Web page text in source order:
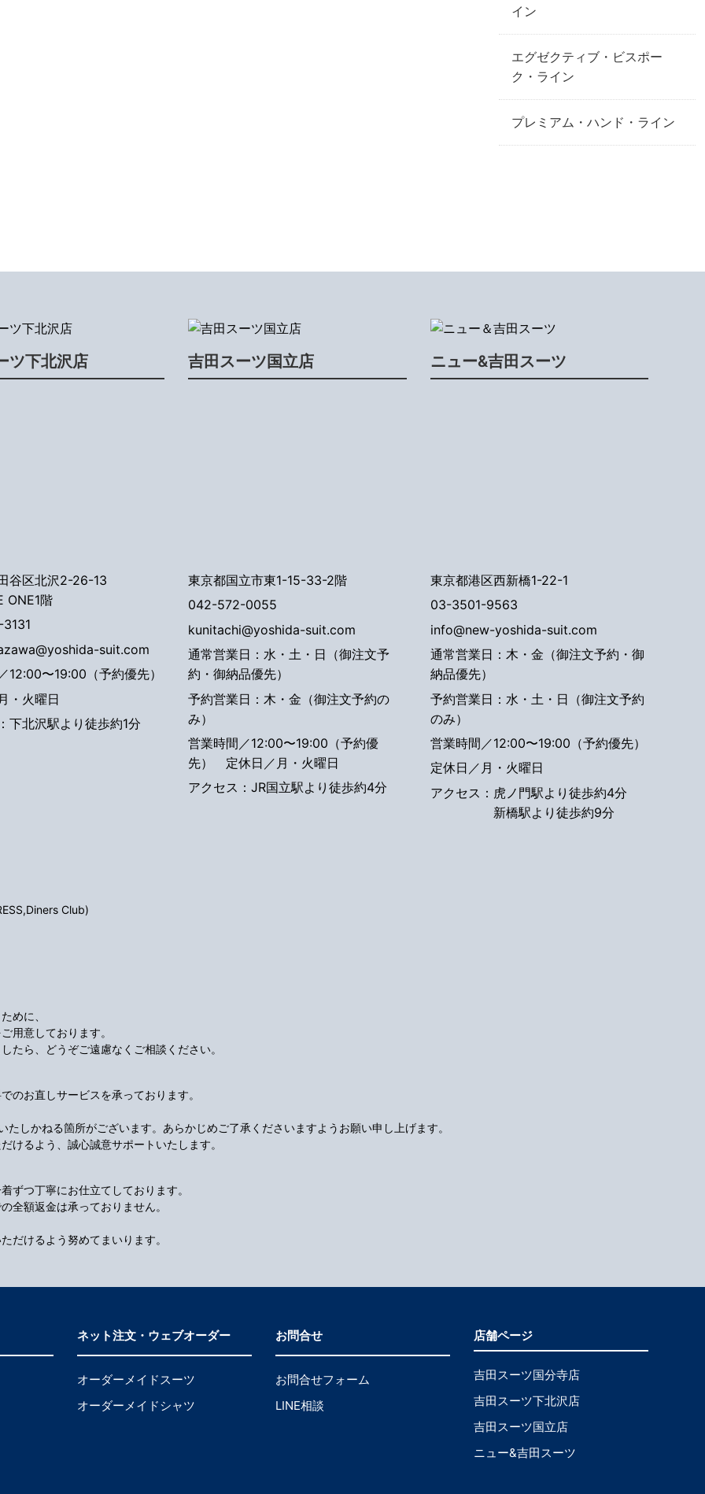
イン
エグゼクティブ・ビスポー
ク・ライン
プレミアム・ハンド・ライン
ツ下北沢店
谷区北沢2-26-13
ONE1階
suit.com
12:00〜19:00（予約優先）
・火曜日
下北沢駅より徒歩約1分
吉田スーツ国立店
東京都国立市東1-15-33-2階
042-572-0055
kunitachi@yoshida-suit.com
通常営業日：水・土・日（御注文予
約・御納品優先）
予約営業日：木・金（御注文予約の
み）
営業時間／12:00〜19:00（予約優
先） 定休日／月・火曜日
アクセス：JR国立駅より徒歩約4分
ニュー&吉田スーツ
東京都港区西新橋1-22-1
03-3501-9563
info@new-yoshida-suit.com
通常営業日：木・金（御注文予約・御
納品優先）
予約営業日：水・土・日（御注文予約
のみ）
営業時間／12:00〜19:00（予約優先）
定休日／月・火曜日
アクセス： 虎ノ門駅より徒歩約4分
新橋駅より徒歩約9分
Club)
めに、
用意しております。
たら、どうぞご遠慮なくご相談ください。
のお直しサービスを承っております。
しかねる箇所がございます。あらかじめご了承くださいますようお願い申し上げます。
けるよう、誠心誠意サポートいたします。
ずつ丁寧にお仕立てしております。
全額返金は承っておりません。
だけるよう努めてまいります。
ネット注文・ウェブオーダー
オーダーメイドスーツ
オーダーメイドシャツ
お問合せ
お問合せフォーム
LINE相談
店舗ページ
吉田スーツ国分寺店
吉田スーツ下北沢店
吉田スーツ国立店
ニュー&吉田スーツ